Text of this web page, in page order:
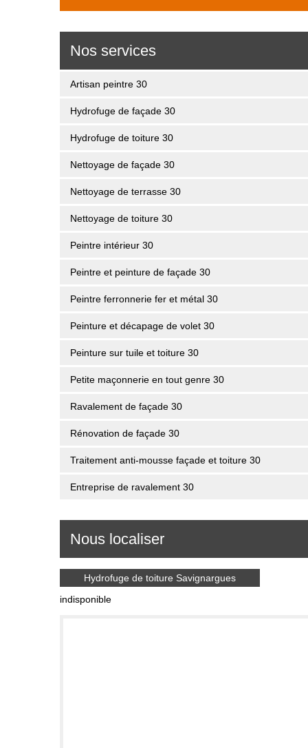
Nos services
Artisan peintre 30
Hydrofuge de façade 30
Hydrofuge de toiture 30
Nettoyage de façade 30
Nettoyage de terrasse 30
Nettoyage de toiture 30
Peintre intérieur 30
Peintre et peinture de façade 30
Peintre ferronnerie fer et métal 30
Peinture et décapage de volet 30
Peinture sur tuile et toiture 30
Petite maçonnerie en tout genre 30
Ravalement de façade 30
Rénovation de façade 30
Traitement anti-mousse façade et toiture 30
Entreprise de ravalement 30
Nous localiser
Hydrofuge de toiture Savignargues
indisponible